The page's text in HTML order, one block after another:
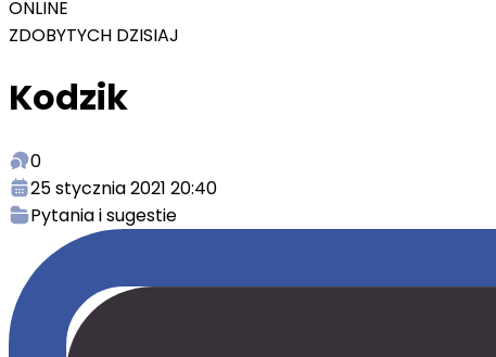
ONLINE
ZDOBYTYCH DZISIAJ
Kodzik
0
25 stycznia 2021 20:40
Pytania i sugestie